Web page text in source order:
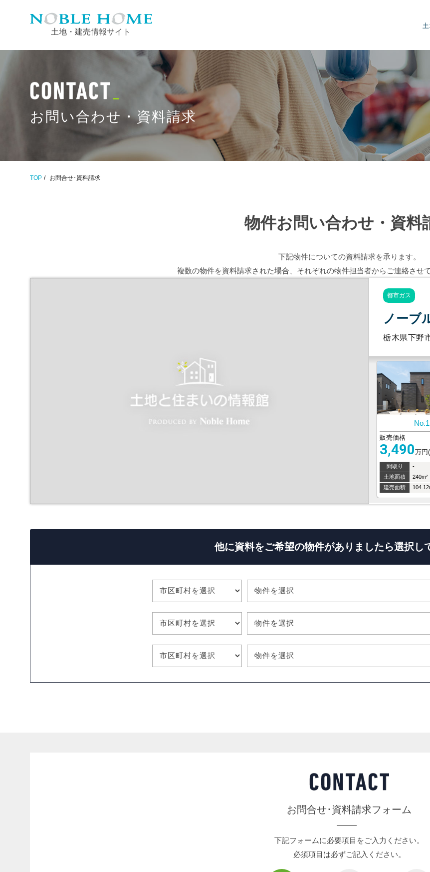
土地・建売情報サイト
お問い合わせ・資料請求
TOP お問合せ･資料請求
物件お問い合わせ・資料
下記物件についての資料請求を承ります。
複数の物件を資料請求された場合、 それぞれの物件担当者から ご連絡させ
都市ガス
ノーブ
栃木県下野
No.1
販売価格
3,490万円
間取り
-
土地面積
240m²
建売面積
他に資料をご希望の物件がありましたら選択し
お問合せ･資料請求フォーム
下記フォームに必要項目をご入力ください。
必須項目は必ずご記入ください。